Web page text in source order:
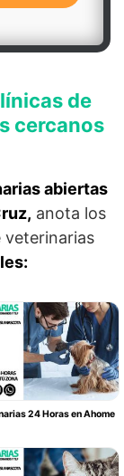
de
cercanos
abiertas
anota los
24 Horas en Ahome